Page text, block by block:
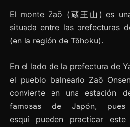
El monte Zaō (蔵王山) es
situada entre las prefecturas
(en la región de Tōhoku).
En el lado de la prefectura de
el pueblo balneario Zaō
convierte en una estación
famosas de Japón,
esquí pueden practicar